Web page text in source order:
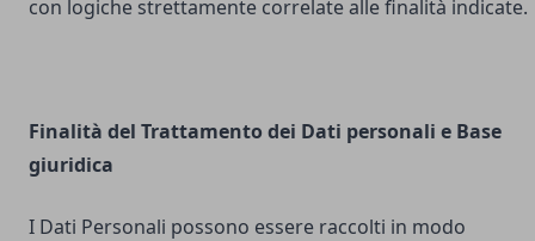
con logiche strettamente correlate alle finalità indicate.
Finalità del Trattamento dei Dati personali e Base
giuridica
I Dati Personali possono essere raccolti in modo